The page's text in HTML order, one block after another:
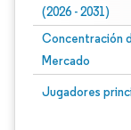
(2026 - 2031)
Concentración
Mercado
Jugadores
Imagen © Mordor